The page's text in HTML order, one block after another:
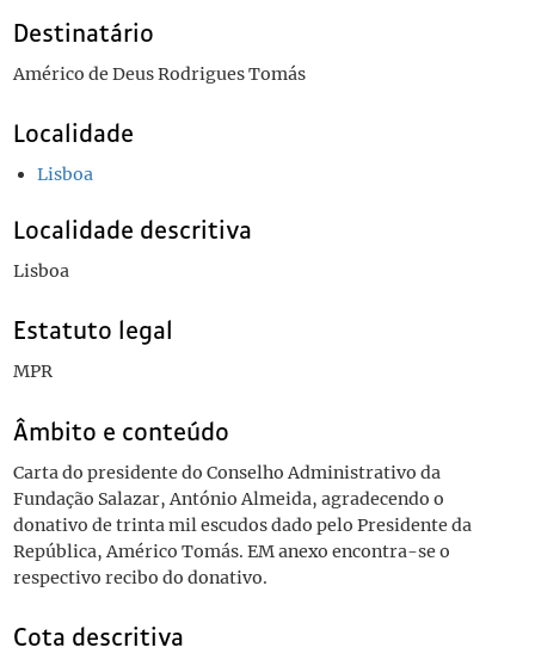
Destinatário
Américo de Deus Rodrigues Tomás
Localidade
Lisboa
Localidade descritiva
Lisboa
Estatuto legal
MPR
Âmbito e conteúdo
Carta do presidente do Conselho Administrativo da
Fundação Salazar, António Almeida, agradecendo o
donativo de trinta mil escudos dado pelo Presidente da
República, Américo Tomás. EM anexo encontra-se o
respectivo recibo do donativo.
Cota descritiva